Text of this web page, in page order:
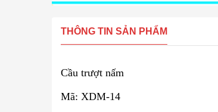
THÔNG TIN SẢN PHẨM
Cầu trượt nấm
Mã: XDM-14